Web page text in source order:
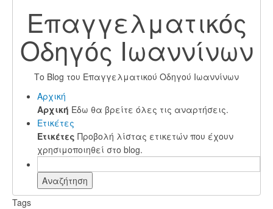
Επαγγελματικός
Οδηγός Ιωαννίνων
Το Blog του Επαγγελματικού Οδηγού Ιωαννίνων
Αρχική
Αρχική Εδω θα βρείτε όλες τις αναρτήσεις.
Ετικέτες
Ετικέτες Προβολή λίστας ετικετών που έχουν
χρησιμοποιηθεί στο blog.
Αναζήτηση
Tags